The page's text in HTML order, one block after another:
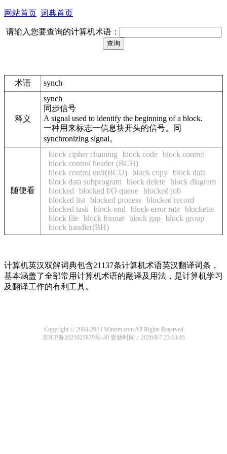
网站首页 词典首页
请输入您要查询的计算机术语：
术语 synch
释义
synch
同步信号
A signal used to identify the beginning of a block.
一种用来标志一信息块开头的信号。同
synchronizing signal。
随便看
block cipher chaining block code block control
block control header (BCH)
block control unit(BCU) block copy block data
block data subprogram
block delete block diagram
blocked
blocked I/O queue blocked job
blocked list blocked process blocked record
blocked task
block-end block-error rate blockette
block file block format block gap block group
block handler(BH)
计算机英汉双解词典包含21137条计算机术语英汉翻译词条，
基本涵盖了全部常用计算机术语的翻译及用法，是计算机学习
及翻译工作的有利工具。
Copyright © 2004-2023 Winrtm.com All Rights Reserved
京ICP备2021023879号-40 更新时间：2026/8/7 23:14:45